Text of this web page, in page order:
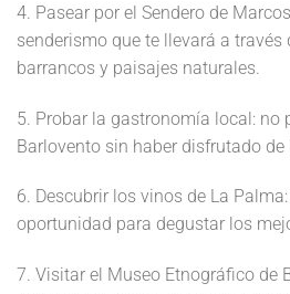
4. Pasear por el Sendero de
senderismo que te llevará a
barrancos y paisajes naturales.
5. Probar la gastronomía local: no
Barlovento sin haber disfrutado
6. Descubrir los vinos de La
oportunidad para degustar los
7. Visitar el Museo Etnográfico de